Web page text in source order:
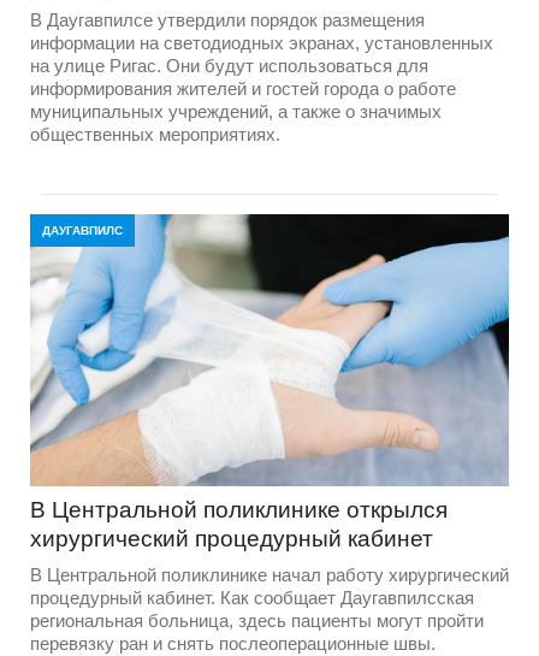
В Даугавпилсе утвердили порядок размещения
информации на светодиодных экранах, установленных
на улице Ригас. Они будут использоваться для
информирования жителей и гостей города о работе
муниципальных учреждений, а также о значимых
общественных мероприятиях.
ДАУГАВПИЛС
В Центральной поликлинике открылся
хирургический процедурный кабинет
В Центральной поликлинике начал работу хирургический
процедурный кабинет. Как сообщает Даугавпилсская
региональная больница, здесь пациенты могут пройти
перевязку ран и снять послеоперационные швы.